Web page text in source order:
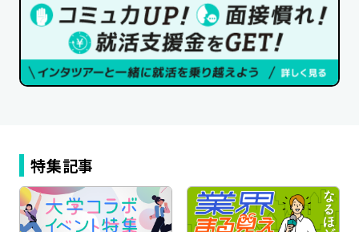
特集記事